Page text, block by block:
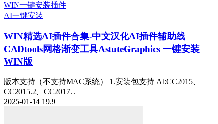
WIN一键安装插件
AI一键安装
WIN精选AI插件合集-中文汉化AI插件辅助线
CADtools网格渐变工具AstuteGraphics 一键安装
WIN版
版本支持（不支持MAC系统） 1.安装包支持 AI:CC2015、
CC2015.2、CC2017...
2025-01-14 19.9